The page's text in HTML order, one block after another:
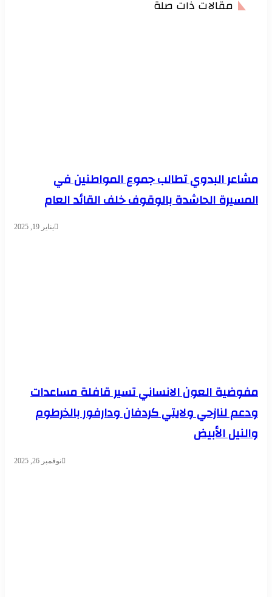
مقالات ذات صلة
مشاعر البدوي تطالب جموع المواطنين في
المسيرة الحاشدة بالوقوف خلف القائد العام
يناير 19, 2025
مفوضية العون الانساني تسير قافلة مساعدات
ودعم لنازحي ولايتي كردفان ودارفور بالخرطوم
والنيل الأبيض
نوفمبر 26, 2025